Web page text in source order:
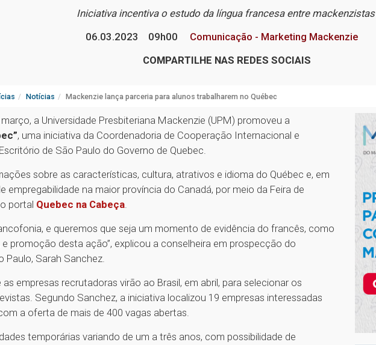
Iniciativa incentiva o estudo da língua francesa entre mackenzistas
06.03.2023
09h00
Comunicação - Marketing Mackenzie
COMPARTILHE NAS REDES SOCIAIS
Notícias Mackenzie lança parceria para alunos trabalharem no Québec
a Universidade Presbiteriana Mackenzie (UPM) promoveu a
, uma iniciativa da Coordenadoria de Cooperação Internacional e
de São Paulo do Governo de Quebec.
sobre as características, cultura, atrativos e idioma do Québec e, em
empregabilidade na maior província do Canadá, por meio da Feira de
portal Quebec na Cabeça.
e queremos que seja um momento de evidência do francês, como
promoção desta ação”, explicou a conselheira em prospecção do
Paulo, Sarah Sanchez.
empresas recrutadoras virão ao Brasil, em abril, para selecionar os
Segundo Sanchez, a iniciativa localizou 19 empresas interessadas
a oferta de mais de 400 vagas abertas.
temporárias variando de um a três anos, com possibilidade de